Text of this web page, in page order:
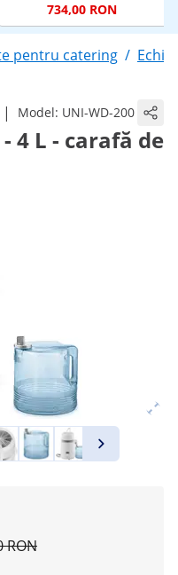
734,00 RON
pentru catering /
| Model: UNI-WD-200
4 L - carafă de
RON